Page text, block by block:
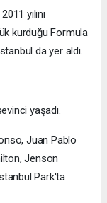
yılını
kurduğu Formula
da yer aldı.
yaşadı.
Juan Pablo
Jenson
Park'ta